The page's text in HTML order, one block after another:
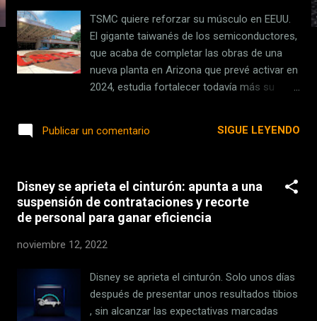
TSMC quiere reforzar su músculo en EEUU.
El gigante taiwanés de los semiconductores,
que acaba de completar las obras de una
nueva planta en Arizona que prevé activar en
2024, estudia fortalecer todavía más su
desvelado The Wall Street Journal , que
multimillonaria con la vista puesta en el
mismo territorio: el norte de Phoenix. De
cuajar, el proyecto sería ambicioso, igual que
su inversión y alcance. Lo más relevante sin
. Eso es básicamente lo que — asegura The
Wall Street Journal (TWSJ) — quiere hacer
TSMC en EEUU. Hace dos años la compañía
Publicar un comentario SIGUE LEYENDO
Disney se aprieta el cinturón: apunta a una
suspensión de contrataciones y recorte
de personal para ganar eficiencia
noviembre 12, 2022
Disney se aprieta el cinturón. Solo unos días
después de presentar unos resultados tibios
, sin alcanzar las expectativas marcadas